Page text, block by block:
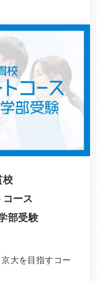
校
ース
部受験
大を目指すコー